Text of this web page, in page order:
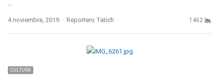
4 noviembre, 2019 Author
Reportero Tatich 1462
CULTURA